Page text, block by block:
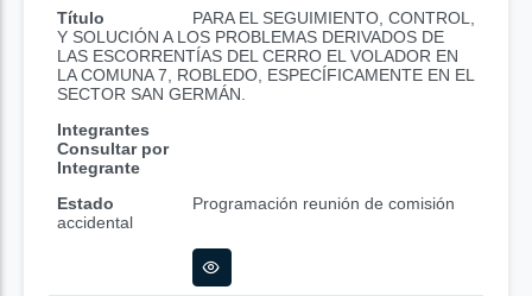
Título
PARA EL SEGUIMIENTO, CONTROL,
Y SOLUCIÓN A LOS PROBLEMAS DERIVADOS DE
LAS ESCORRENTÍAS DEL CERRO EL VOLADOR EN
LA COMUNA 7, ROBLEDO, ESPECÍFICAMENTE EN EL
SECTOR SAN GERMÁN.
Integrantes
Consultar por
Integrante
Estado
Programación reunión de comisión
accidental